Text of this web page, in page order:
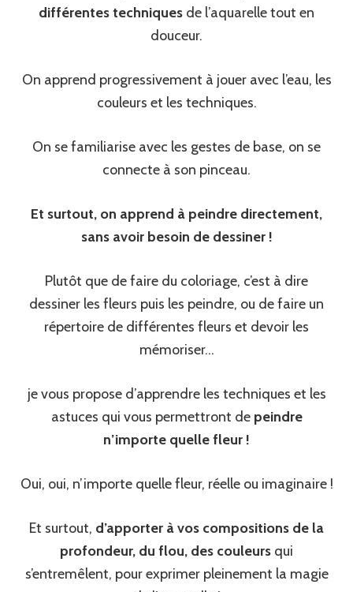
différentes techniques de l’aquarelle tout en
douceur.
On apprend progressivement à jouer avec l’eau, les
couleurs et les techniques.
On se familiarise avec les gestes de base, on se
connecte à son pinceau.
Et surtout, on apprend à peindre directement,
sans avoir besoin de dessiner !
Plutôt que de faire du coloriage, c’est à dire
dessiner les fleurs puis les peindre, ou de faire un
répertoire de différentes fleurs et devoir les
mémoriser…
je vous propose d’apprendre les techniques et les
astuces qui vous permettront de peindre
n’importe quelle fleur !
Oui, oui, n’importe quelle fleur, réelle ou imaginaire !
Et surtout, d’apporter à vos compositions de la
profondeur, du flou, des couleurs qui
s’entremêlent, pour exprimer pleinement la magie